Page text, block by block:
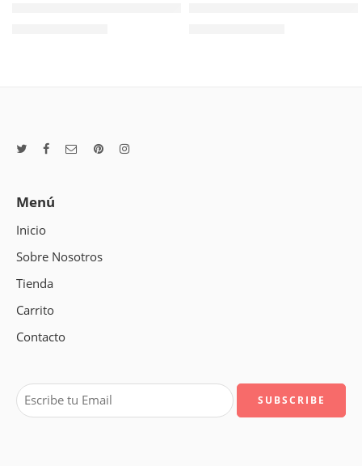
Menú
Inicio
Sobre Nosotros
Tienda
Carrito
Contacto